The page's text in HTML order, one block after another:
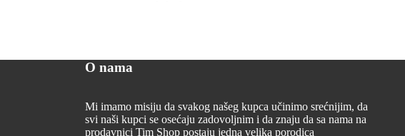
O nama
Mi imamo misiju da svakog našeg kupca učinimo srećnijim, da
svi naši kupci se osećaju zadovoljnim i da znaju da sa nama na
prodavnici Tim Shop postaju jedna velika porodica